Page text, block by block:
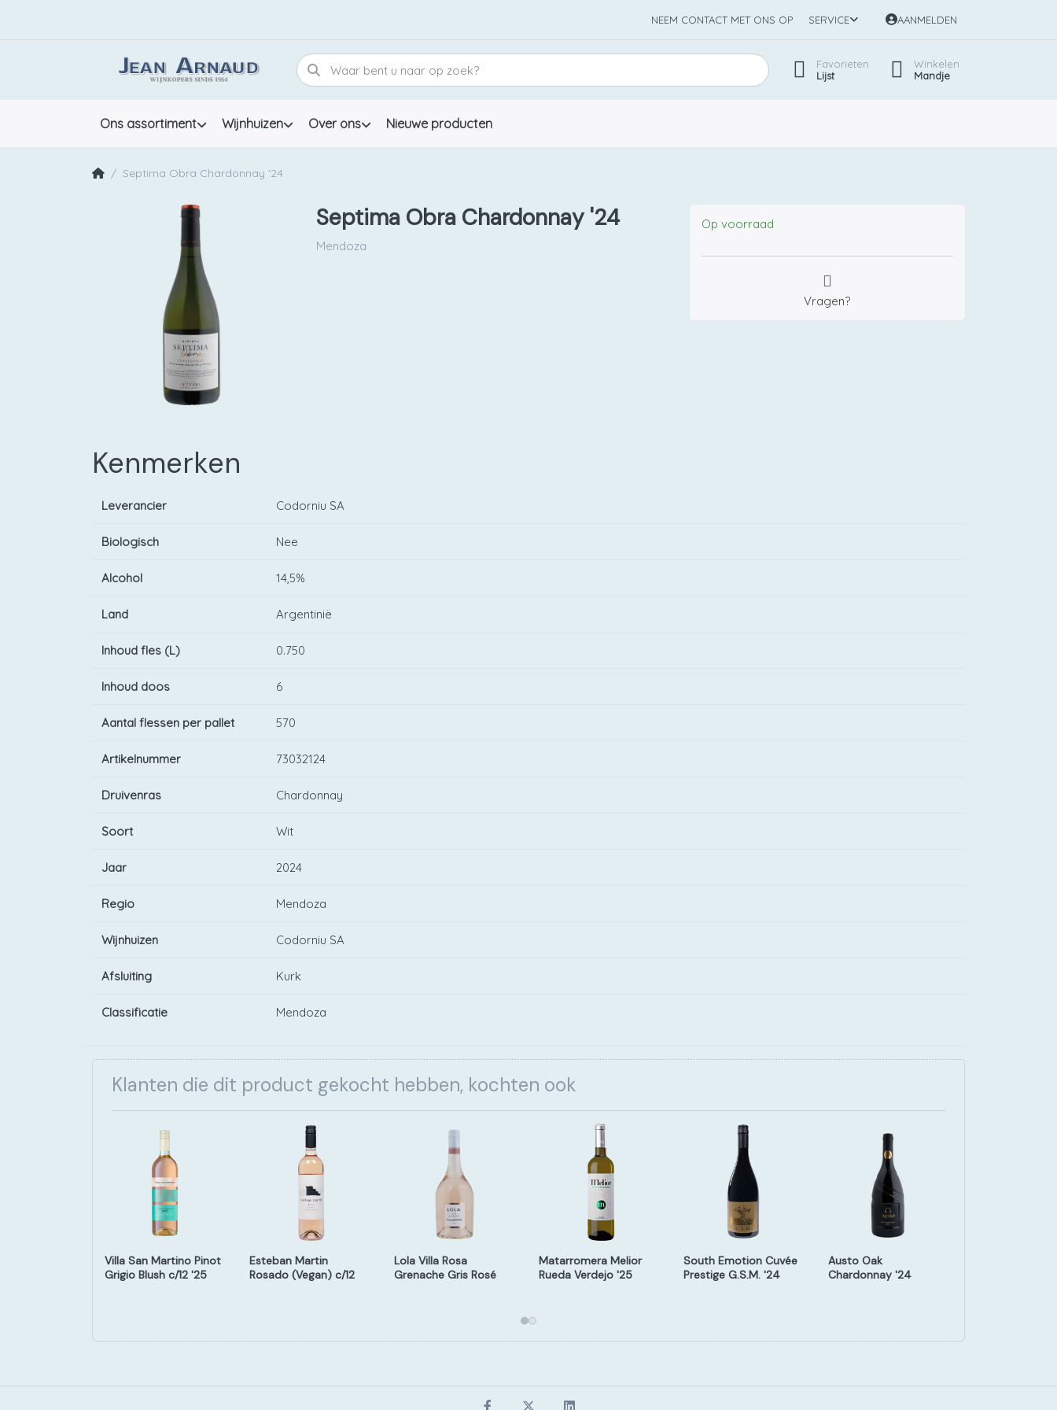
NEEM CONTACT MET ONS OP SERVICE AANMELDEN
Favorieten
Lijst
Winkelen
Mandje
Ons assortiment Wijnhuizen Over ons Nieuwe producten
Septima Obra Chardonnay '24
Septima Obra Chardonnay '24
Mendoza
Op voorraad
Vragen?
Kenmerken
Leverancier Codorniu SA
Biologisch Nee
Alcohol 14,5%
Land Argentinië
Inhoud fles (L) 0.750
Inhoud doos 6
Aantal flessen per pallet 570
Artikelnummer 73032124
Druivenras Chardonnay
Soort Wit
Jaar 2024
Regio Mendoza
Wijnhuizen Codorniu SA
Afsluiting Kurk
Classificatie Mendoza
Klanten die dit product gekocht hebben, kochten ook
Villa San Martino Pinot
Grigio Blush c/12 '25
Esteban Martin
Rosado (Vegan) c/12
Lola Villa Rosa
Grenache Gris Rosé
Matarromera Melior
Rueda Verdejo '25
South Emotion Cuvée
Prestige G.S.M. '24
Austo Oak
Chardonnay '24